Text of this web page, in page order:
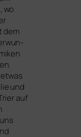
wo
dem
und
auf